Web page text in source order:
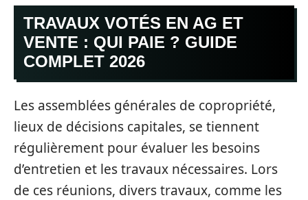
TRAVAUX VOTÉS EN AG ET
VENTE : QUI PAIE ? GUIDE
COMPLET 2026
Les assemblées générales de copropriété,
lieux de décisions capitales, se tiennent
régulièrement pour évaluer les besoins
d’entretien et les travaux nécessaires. Lors
de ces réunions, divers travaux, comme les